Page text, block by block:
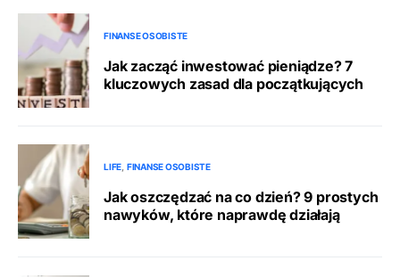
FINANSE OSOBISTE
Jak zacząć inwestować pieniądze? 7
kluczowych zasad dla początkujących
LIFE FINANSE OSOBISTE
Jak oszczędzać na co dzień? 9 prostych
nawyków, które naprawdę działają